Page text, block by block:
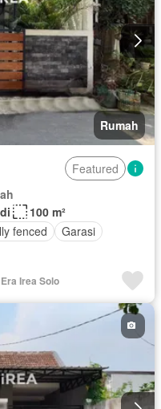
Rumah
Featured
100 m²
fenced
Garasi
Irea Solo